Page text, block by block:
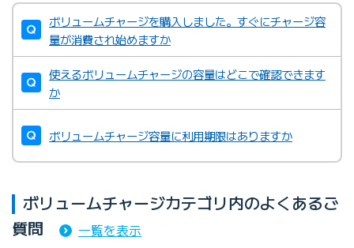
ボリュームチャージを購入しました。すぐにチャージ容
量が消費され始めますか
使えるボリュームチャージの容量はどこで確認できます
か
ボリュームチャージ容量に利用期限はありますか
ボリュームチャージカテゴリ内のよくあるご
質問
一覧を表示